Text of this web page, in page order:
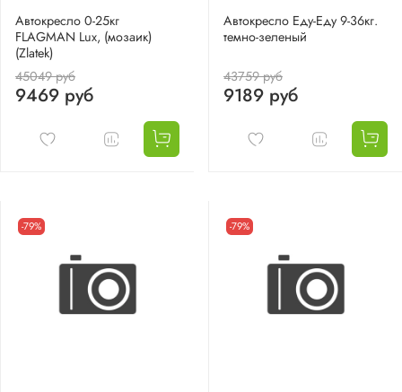
Автокресло 0-25кг
FLAGMAN Lux, (мозаик)
(Zlatek)
45049 руб
9469 руб
Автокресло Еду-Еду 9-36кг.
темно-зеленый
43759 руб
9189 руб
-79% -79%